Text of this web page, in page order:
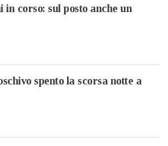
in corso: sul posto anche un
spento la scorsa notte a